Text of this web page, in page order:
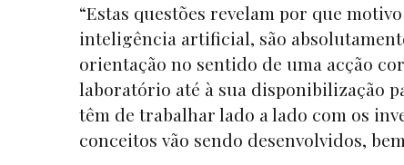
“Estas questões revelam por que
inteligência artificial, são
orientação no sentido de uma acção
laboratório até à sua disponibilização
têm de trabalhar lado a lado com os
conceitos vão sendo desenvolvidos,